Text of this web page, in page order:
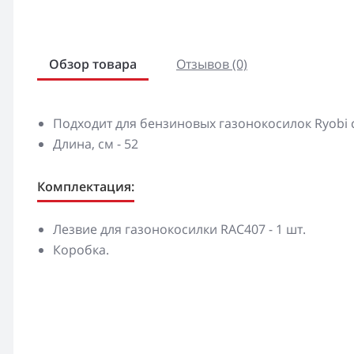
Обзор товара Отзывов (0)
Подходит для бензиновых газонокосилок Ryobi
Длина, см - 52
Комплектация:
Лезвие для газонокосилки RAC407 - 1 шт.
Коробка.